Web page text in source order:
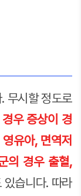
무시할 정도로
우 증상이 경
영유아, 면역저
의 경우 출혈,
있습니다. 따라